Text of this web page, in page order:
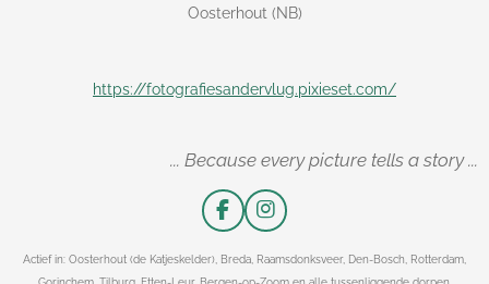
Oosterhout (NB)
https://fotografiesandervlug.pixieset.com/
... Because every picture tells a story ...
F
a
c
e
I
n
s
t
Actief in: Oosterhout (de Katjeskelder), Breda, Raamsdonksveer, Den-Bosch, Rotterdam,